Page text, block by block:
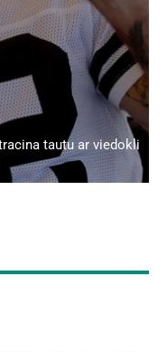
tautu ar viedokli